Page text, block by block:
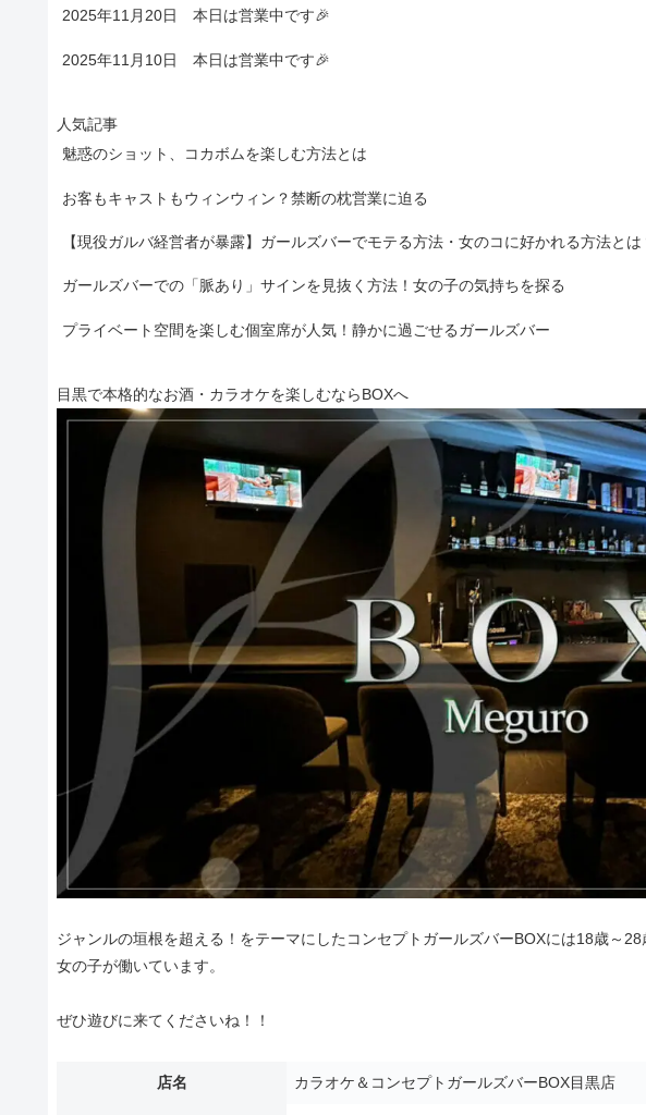
2025年11月20日 本日は営業中です🎉
2025年11月10日 本日は営業中です🎉
人気記事
魅惑のショット、コカボムを楽しむ方法とは
お客もキャストもウィンウィン？禁断の枕営業に迫る
【現役ガルバ経営者が暴露】ガールズバーでモテる方法・女のコに好かれる方法とは
ガールズバーでの「脈あり」サインを見抜く方法！女の子の気持ちを探る
プライベート空間を楽しむ個室席が人気！静かに過ごせるガールズバー
目黒で本格的なお酒・カラオケを楽しむならBOXへ
ジャンルの垣根を超える！をテーマにしたコンセプトガールズバーBOXには18歳～
女の子が働いています。
ぜひ遊びに来てくださいね！！
店名 カラオケ＆コンセプトガールズバーBOX目黒店